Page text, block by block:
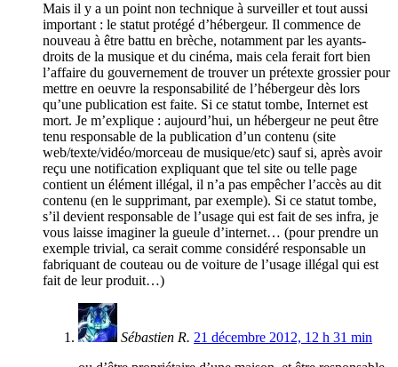
Mais il y a un point non technique à surveiller et tout aussi
important : le statut protégé d’hébergeur. Il commence de
nouveau à être battu en brèche, notamment par les ayants-
droits de la musique et du cinéma, mais cela ferait fort bien
l’affaire du gouvernement de trouver un prétexte grossier pour
mettre en oeuvre la responsabilité de l’hébergeur dès lors
qu’une publication est faite. Si ce statut tombe, Internet est
mort. Je m’explique : aujourd’hui, un hébergeur ne peut être
tenu responsable de la publication d’un contenu (site
web/texte/vidéo/morceau de musique/etc) sauf si, après avoir
reçu une notification expliquant que tel site ou telle page
contient un élément illégal, il n’a pas empêcher l’accès au dit
contenu (en le supprimant, par exemple). Si ce statut tombe,
s’il devient responsable de l’usage qui est fait de ses infra, je
vous laisse imaginer la gueule d’internet… (pour prendre un
exemple trivial, ca serait comme considéré responsable un
fabriquant de couteau ou de voiture de l’usage illégal qui est
fait de leur produit…)
Sébastien R. 21 décembre 2012, 12 h 31 min